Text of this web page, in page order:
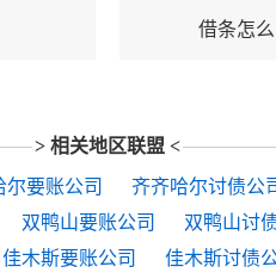
借条怎
> 相关地区联盟 <
尔要账公司 齐齐哈尔讨债公
双鸭山要账公司 双鸭山讨
佳木斯要账公司 佳木斯讨债